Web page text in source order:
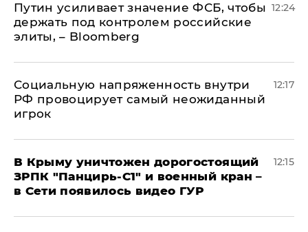
Путин усиливает значение ФСБ, чтобы
держать под контролем российские
элиты, – Bloomberg
12:24
Социальную напряженность внутри
РФ провоцирует самый неожиданный
игрок
12:17
В Крыму уничтожен дорогостоящий
ЗРПК "Панцирь-С1" и военный кран –
в Сети появилось видео ГУР
12:15